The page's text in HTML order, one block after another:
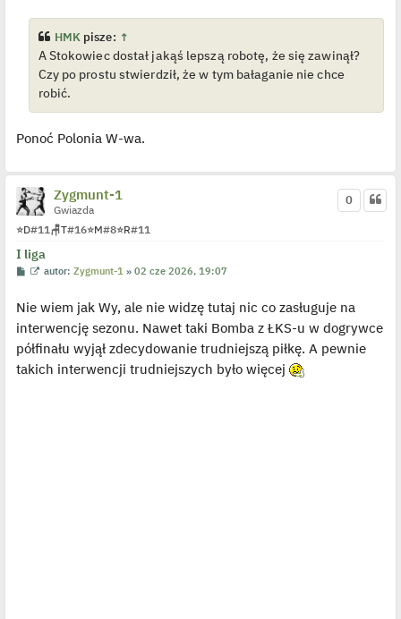
s
i
e
t
l
p
o
j
d
n
y
o
s
t
HMKpisze: ↑
A Stokowiec dostał jakąś lepszą robotę, że się zawinął?
Czy po prostu stwierdził, że w tym bałaganie nie chce
robić.
Ponoć Polonia W-wa.
Zygmunt-1
Gwiazda
⭐D#11🪑T#16⭐M#8⭐R#11
I liga
0
P
t
W
w
e
l
p
o
autor:Zygmunt-1 »02 cze 2026, 19:07
Nie wiem jak Wy, ale nie widzę tutaj nic co zasługuje na
interwencję sezonu. Nawet taki Bomba z ŁKS-u w dogrywce
półfinału wyjął zdecydowanie trudniejszą piłkę. A pewnie
takich interwencji trudniejszych było więcej